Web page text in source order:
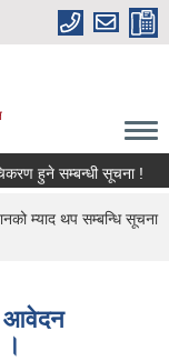
हुने सम्बन्धी सूचना !
म्याद थप सम्बन्धि सूचना
आवेदन
।